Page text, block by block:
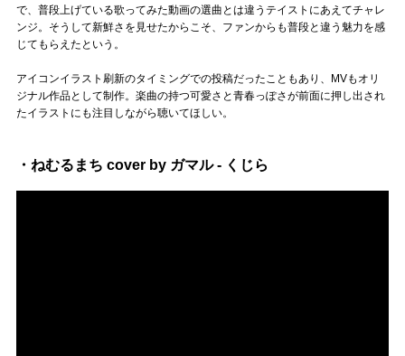
で、普段上げている歌ってみた動画の選曲とは違うテイストにあえてチャレ
ンジ。そうして新鮮さを見せたからこそ、ファンからも普段と違う魅力を感
じてもらえたという。
アイコンイラスト刷新のタイミングでの投稿だったこともあり、MVもオリ
ジナル作品として制作。楽曲の持つ可愛さと青春っぽさが前面に押し出され
たイラストにも注目しながら聴いてほしい。
・ねむるまち cover by ガマル - くじら